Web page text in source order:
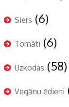
Siers (6)
Tomāti (6)
Uzkodas (58)
Vegānu ēdieni